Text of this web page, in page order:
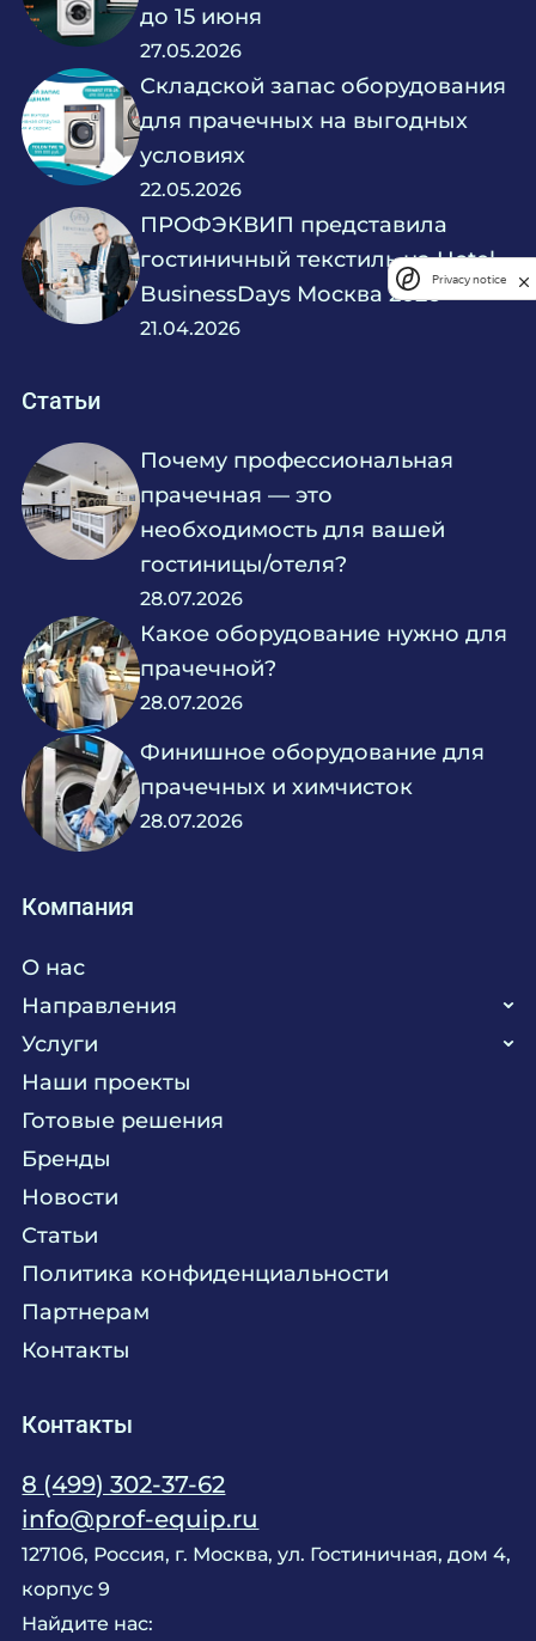
до 15 июня
27.05.2026
Складской запас оборудования
для прачечных на выгодных
условиях
22.05.2026
ПРОФЭКВИП представила
гостиничный текстиль на Hotel
BusinessDays Москва 2026
21.04.2026
Статьи
Почему профессиональная
прачечная — это
необходимость для вашей
гостиницы/отеля?
28.07.2026
Какое оборудование нужно для
прачечной?
28.07.2026
Финишное оборудование для
прачечных и химчисток
28.07.2026
Компания
О нас
Направления
Кухня
Прачечная
Текстиль
Химия
Мебель
Комплексное оснащение
Услуги
Поставка аксессуаров и запасных частей
Сервисное обслуживание
Консалтинг
Технологическое проектирование
Продажа оборудования
Монтажные и пусконаладочные работы
Наши проекты
Готовые решения
Бренды
Новости
Статьи
Политика конфиденциальности
Партнерам
Контакты
Контакты
8 (499) 302-37-62
info@prof-equip.ru
127106, Россия, г. Москва, ул. Гостиничная, дом 4,
корпус 9
Найдите нас:
Privacy notice